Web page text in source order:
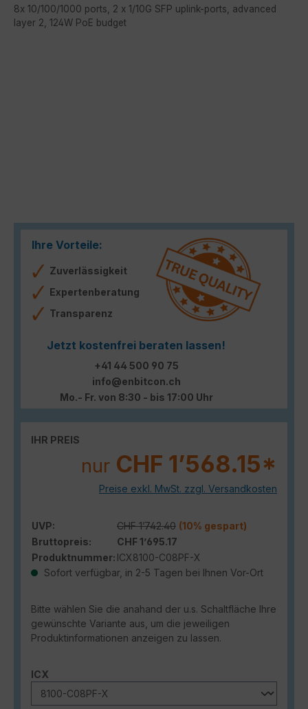
8x 10/100/1000 ports, 2 x 1/10G SFP uplink-ports, advanced
layer 2, 124W PoE budget
Ihre Vorteile:
Zuverlässigkeit
Expertenberatung
Transparenz
Jetzt kostenfrei beraten lassen!
+41 44 500 90 75
info@enbitcon.ch
Mo.- Fr. von 8:30 - bis 17:00 Uhr
IHR PREIS
nur CHF 1’568.15*
Preise exkl. MwSt. zzgl. Versandkosten
UVP: CHF 1’742.40 (10% gespart)
Bruttopreis:
CHF 1’695.17
Produktnummer: ICX8100-C08PF-X
Sofort verfügbar, in 2-5 Tagen bei Ihnen Vor-Ort
Bitte wählen Sie die anahand der u.s. Schaltfläche Ihre
gewünschte Variante aus, um die jeweiligen
Produktinformationen anzeigen zu lassen.
ICX